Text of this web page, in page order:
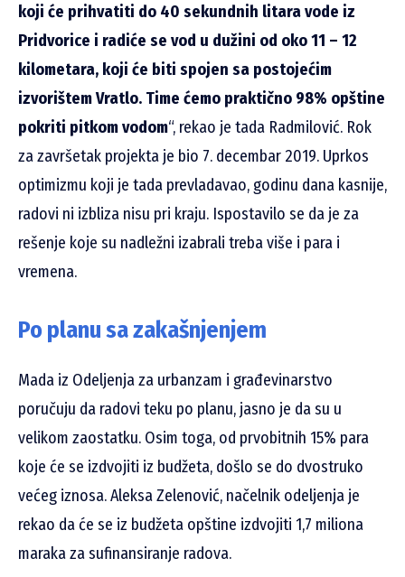
koji će prihvatiti do 40 sekundnih litara vode iz
Pridvorice i radiće se vod u dužini od oko 11 – 12
kilometara, koji će biti spojen sa postojećim
izvorištem Vratlo. Time ćemo praktično 98% opštine
pokriti pitkom vodom“, rekao je tada Radmilović. Rok
za završetak projekta je bio 7. decembar 2019. Uprkos
optimizmu koji je tada prevladavao, godinu dana kasnije,
radovi ni izbliza nisu pri kraju. Ispostavilo se da je za
rešenje koje su nadležni izabrali treba više i para i
vremena.
Po planu sa zakašnjenjem
Mada iz Odeljenja za urbanzam i građevinarstvo
poručuju da radovi teku po planu, jasno je da su u
velikom zaostatku. Osim toga, od prvobitnih 15% para
koje će se izdvojiti iz budžeta, došlo se do dvostruko
većeg iznosa. Aleksa Zelenović, načelnik odeljenja je
rekao da će se iz budžeta opštine izdvojiti 1,7 miliona
maraka za sufinansiranje radova.